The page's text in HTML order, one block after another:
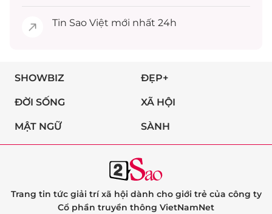
Tin Sao Việt mới nhất 24h
SHOWBIZ ĐẸP+
ĐỜI SỐNG XÃ HỘI
MẬT NGỮ SÀNH
Trang tin tức giải trí xã hội dành cho giới trẻ của công ty
Cổ phần truyền thông VietNamNet